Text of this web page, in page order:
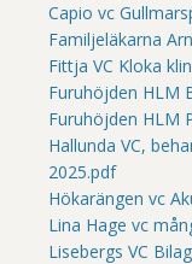
Capio vc
Familjeläkarna
Fittja VC Kloka
Furuhöjden HLM
Furuhöjden HLM
Hallunda VC,
2025.pdf
Hökarängen vc
Lina Hage vc
Lisebergs VC